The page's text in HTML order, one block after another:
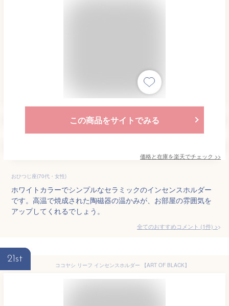
この商品をサイトでみる
価格と在庫を楽天でチェック >>
おひつじ座(70代・女性)
ホワイトカラーでシンプルなセラミックのインセンスホルダー
です。高温で焼成された陶磁器の温かみが、お部屋の雰囲気を
アップしてくれるでしょう。
全てのおすすめコメント (1件) >
21st
ココヤシ リーフ インセンスホルダー 【ART OF BLACK】